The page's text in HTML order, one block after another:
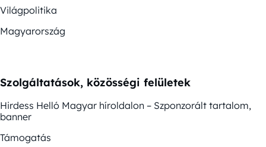
Világpolitika
Magyarország
Szolgáltatások, közösségi felületek
Hirdess Helló Magyar híroldalon – Szponzorált tartalom,
banner
Támogatás